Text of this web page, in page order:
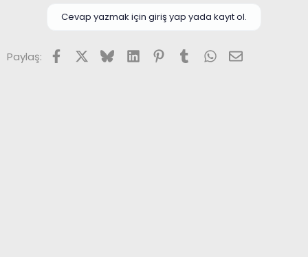
Cevap yazmak için giriş yap yada kayıt ol.
Paylaş: FacebookX (Twitter)
BlueskyLinkedInPinterest
TumblrWhatsApp
E-posta